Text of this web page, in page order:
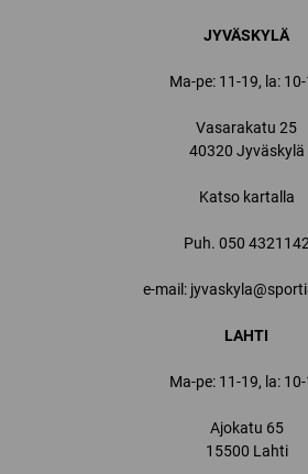
JYVÄSKYLÄ
Ma-pe: 11-19, la:
Vasarakatu 25
40320 Jyväskylä
Katso kartalla
Puh. 050 4321142
e-mail:
LAHTI
Ma-pe: 11-19, la:
Ajokatu 65
15500 Lahti